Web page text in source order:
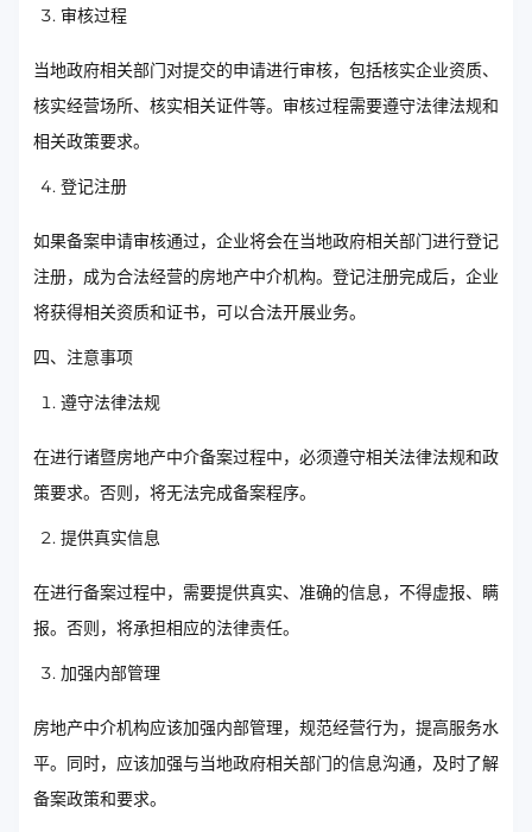
审核过程
当地政府相关部门对提交的申请进行审核，包括核实企业资质、
核实经营场所、核实相关证件等。审核过程需要遵守法律法规和
相关政策要求。
登记注册
如果备案申请审核通过，企业将会在当地政府相关部门进行登记
注册，成为合法经营的房地产中介机构。登记注册完成后，企业
将获得相关资质和证书，可以合法开展业务。
四、注意事项
遵守法律法规
在进行诸暨房地产中介备案过程中，必须遵守相关法律法规和政
策要求。否则，将无法完成备案程序。
提供真实信息
在进行备案过程中，需要提供真实、准确的信息，不得虚报、瞒
报。否则，将承担相应的法律责任。
加强内部管理
房地产中介机构应该加强内部管理，规范经营行为，提高服务水
平。同时，应该加强与当地政府相关部门的信息沟通，及时了解
备案政策和要求。